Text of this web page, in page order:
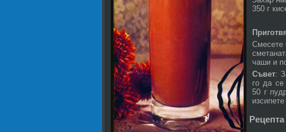
350 г
Смесете
чаши и
Съвет:
го да се
50 г